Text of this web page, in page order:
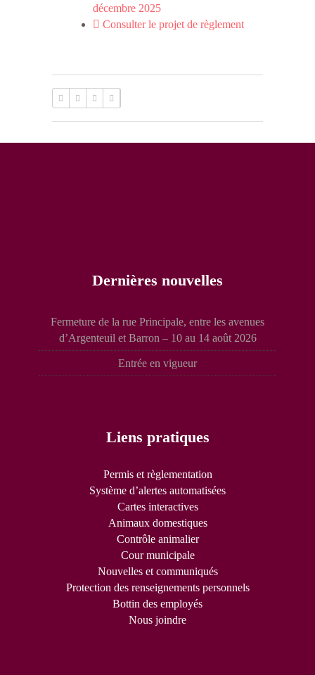
décembre 2025
Consulter le projet de règlement
Dernières nouvelles
Fermeture de la rue Principale, entre les avenues
d’Argenteuil et Barron – 10 au 14 août 2026
Entrée en vigueur
Liens pratiques
Permis et règlementation
Système d’alertes automatisées
Cartes interactives
Animaux domestiques
Contrôle animalier
Cour municipale
Nouvelles et communiqués
Protection des renseignements personnels
Bottin des employés
Nous joindre